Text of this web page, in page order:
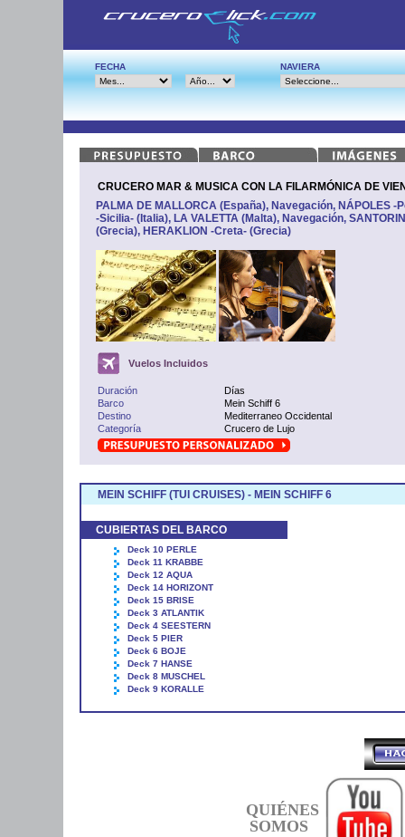
FECHA NAVIERA
CRUCERO MAR & MUSICA CON LA FILARMÓNICA DE
PALMA DE MALLORCA (España), Navegación, NÁPOLES -
-Sicilia- (Italia), LA VALETTA (Malta), Navegación,
(Grecia), HERAKLION -Creta- (Grecia)
Vuelos Incluidos
Duración
Días
Barco
Mein Schiff 6
Destino
Mediterraneo Occidental
Categoría
Crucero de Lujo
MEIN SCHIFF (TUI CRUISES) - MEIN SCHIFF 6
CUBIERTAS DEL BARCO
Deck 10 PERLE
Deck 11 KRABBE
Deck 12 AQUA
Deck 14 HORIZONT
Deck 15 BRISE
Deck 3 ATLANTIK
Deck 4 SEESTERN
Deck 5 PIER
Deck 6 BOJE
Deck 7 HANSE
Deck 8 MUSCHEL
Deck 9 KORALLE
QUIÉNES
SOMOS